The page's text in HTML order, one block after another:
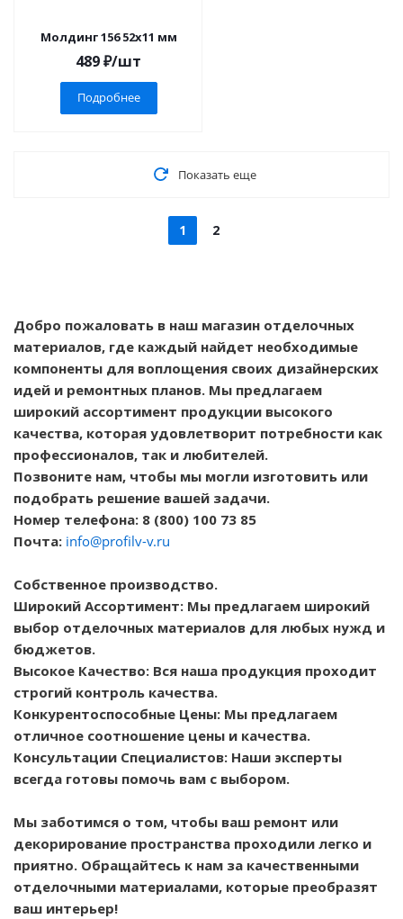
Молдинг 156 52x11 мм
489₽/шт
Подробнее
Показать еще
1 2
Добро пожаловать в наш магазин отделочных
материалов, где каждый найдет необходимые
компоненты для воплощения своих дизайнерских
идей и ремонтных планов. Мы предлагаем
широкий ассортимент продукции высокого
качества, которая удовлетворит потребности как
профессионалов, так и любителей.
Позвоните нам, чтобы мы могли изготовить или
подобрать решение вашей задачи.
Номер телефона: 8 (800) 100 73 85
Почта: info@profilv-v.ru
Собственное производство.
Широкий Ассортимент: Мы предлагаем широкий
выбор отделочных материалов для любых нужд и
бюджетов.
Высокое Качество: Вся наша продукция проходит
строгий контроль качества.
Конкурентоспособные Цены: Мы предлагаем
отличное соотношение цены и качества.
Консультации Специалистов: Наши эксперты
всегда готовы помочь вам с выбором.
Мы заботимся о том, чтобы ваш ремонт или
декорирование пространства проходили легко и
приятно. Обращайтесь к нам за качественными
отделочными материалами, которые преобразят
ваш интерьер!